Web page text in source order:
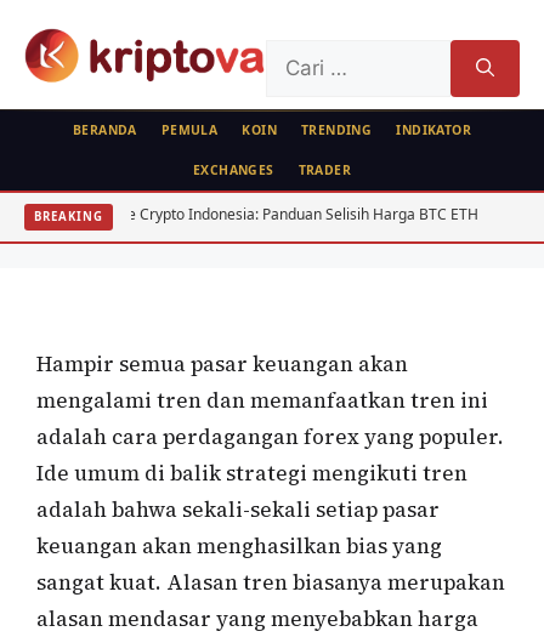
untuk:
BERANDA PEMULA KOIN TRENDING INDIKATOR
EXCHANGES TRADER
BREAKING
Arbitrase Crypto Indonesia: Panduan Selisih Harga BTC ETH USD/IDR
KRIPTO FOREX
Apa itu Strategi Mengikuti Tren?
Hampir semua pasar keuangan akan
mengalami tren dan memanfaatkan tren ini
adalah cara perdagangan forex yang populer.
Ide umum di balik strategi mengikuti tren
adalah bahwa sekali-sekali setiap pasar
keuangan akan menghasilkan bias yang
sangat kuat. Alasan tren biasanya merupakan
alasan mendasar yang menyebabkan harga